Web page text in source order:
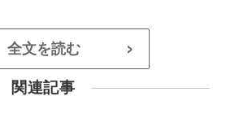
全文を読む >
関連記事